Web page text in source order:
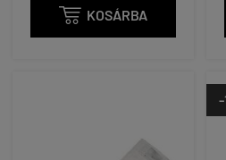
 KOSÁRBA
-